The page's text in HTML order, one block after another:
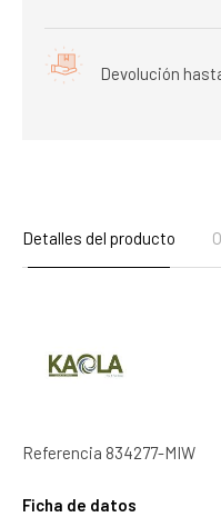
Devolución
Detalles del producto
Referencia 834277-MIW
Ficha de datos